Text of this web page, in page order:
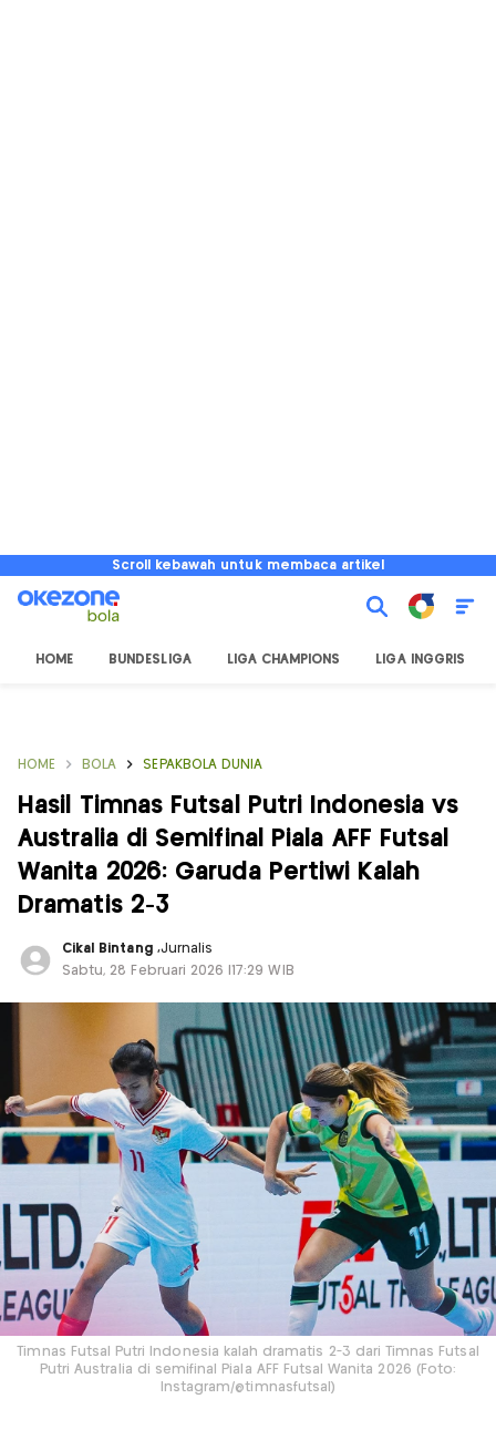
Scroll kebawah untuk membaca artikel
HOME BUNDESLIGA LIGA CHAMPIONS LIGA INGGRIS
HOME BOLA SEPAKBOLA DUNIA
Hasil Timnas Futsal Putri Indonesia vs
Australia di Semifinal Piala AFF Futsal
Wanita 2026: Garuda Pertiwi Kalah
Dramatis 2-3
Cikal Bintang ,Jurnalis
Sabtu, 28 Februari 2026 |17:29 WIB
Timnas Futsal Putri Indonesia kalah dramatis 2-3 dari Timnas Futsal
Putri Australia di semifinal Piala AFF Futsal Wanita 2026 (Foto:
Instagram/@timnasfutsal)